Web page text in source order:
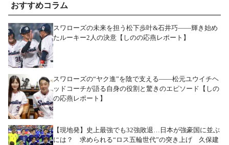
おすすめコラム
スワローズの未来を担う松下歩叶&石井巧――輝き始め
たルーキー2人の決意【しのの応燕レポート】
スワローズの“ヤク進”を陰で支える――松元ユウイチヘ
ッドコーチが語る自身の役割と驚きのエピソード【しの
の応燕レポート】
【現地発】史上最強でも32強敗退…日本が強豪国に並ぶ
には？ 求められる“ロス五輪世代”の突き上げ 久保建